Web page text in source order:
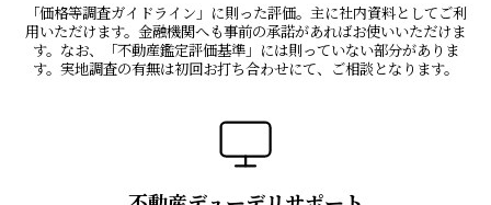
「価格等調査ガイドライン」に則った評価。主に社内資料としてご利
用いただけます。金融機関へも事前の承諾があればお使いいただけま
す。なお、「不動産鑑定評価基準」には則っていない部分がありま
す。実地調査の有無は初回お打ち合わせにて、ご相談となります。